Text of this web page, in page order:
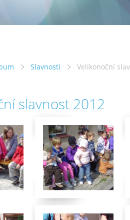
Slavnosti Velikonoční
slavnost 2012